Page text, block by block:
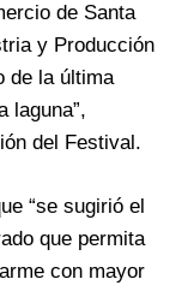
de Santa
y Producción
de la última
laguna”,
del Festival.
“se sugirió el
que permita
con mayor